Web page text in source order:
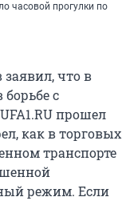
часовой прогулки по
что в
борьбе с
прошел
как в торговых
транспорте
режим. Если